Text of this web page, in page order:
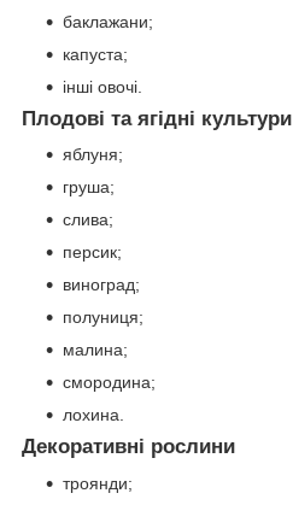
баклажани;
капуста;
інші овочі.
Плодові та ягідні культури
яблуня;
груша;
слива;
персик;
виноград;
полуниця;
малина;
смородина;
лохина.
Декоративні рослини
троянди;